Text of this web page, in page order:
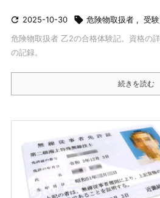
 2025-10-30  危険物取扱者 , 受
危険物取扱者 乙2の合格体験記。資格の
の記録。
続きを読む